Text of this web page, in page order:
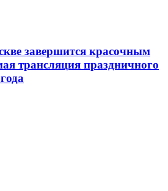
завершится красочным
трансляция праздничного